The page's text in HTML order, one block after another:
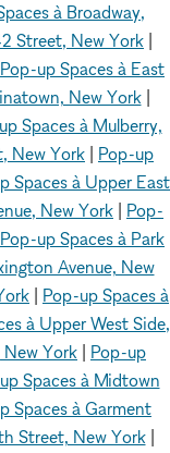
à Broadway,
Street, New York
Pop-up Spaces à East
New York|
Spaces à Mulberry,
New York
Pop-up
Spaces à Upper East
New York
Pop-
Pop-up Spaces à Park
Avenue, New
Pop-up Spaces à
à Upper West Side,
New York
Pop-up
Spaces à Midtown
Spaces à Garment
Street, New York|